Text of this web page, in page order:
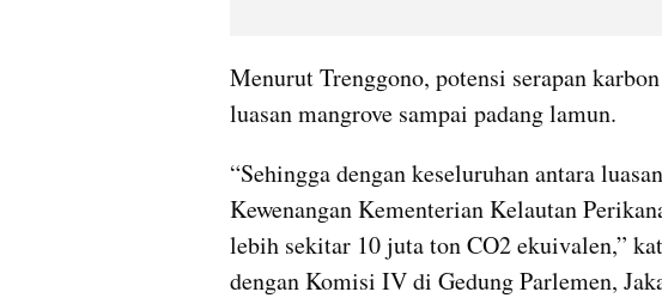
Menurut Trenggono, potensi serapan
luasan mangrove sampai padang lamun.
“Sehingga dengan keseluruhan antara
Kewenangan Kementerian Kelautan
lebih sekitar 10 juta ton CO2 ekuivalen,”
dengan Komisi IV di Gedung Parlemen,